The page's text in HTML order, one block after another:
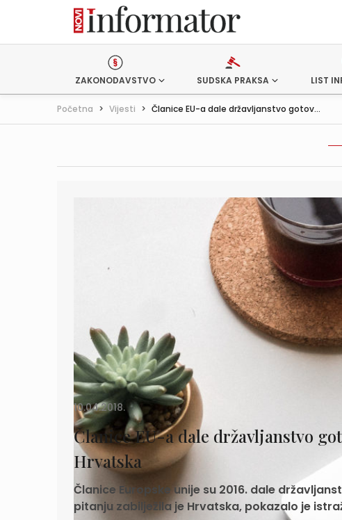
ZAKONODAVSTVO SUDSKA PRAKSA LIST
Početna > Vijesti > Članice EU-a dale državljanstvo gotov...
10.04.2018.
Članice EU-a dale državljanstvo
Hrvatska
Članice Europske unije su 2016. dale
pitanju zabilježila je Hrvatska, pokazalo je